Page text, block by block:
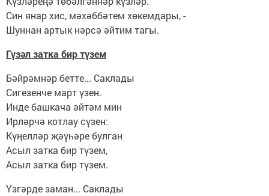
Син янар хис, мәхәббәтем хөкемдары, -
Шуннан артык нәрсә әйтим тагы.
Гүзәл затка бир түзем
Бәйрәмнәр бетте... Саклады
Сигезенче март үзен.
Инде башкача әйтәм мин
Ирләрчә котлау сүзен:
Күңелләр җәүһәре булган
Асыл затка бир түзем,
Асыл затка бир түзем.
Үзгәрде заман... Саклады